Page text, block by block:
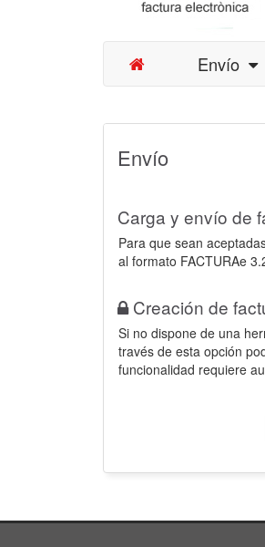
Envío
Envío
Carga y envío de
Para que sean
al formato FACTURAe
Creación de
Si no dispone de una
través de esta opción
funcionalidad requiere